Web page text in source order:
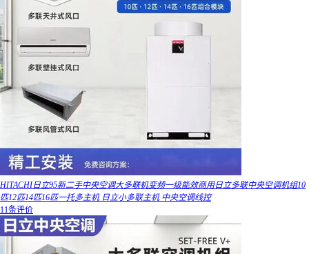
HITACHI日立95新二手中央空调大多联机变频一级能效商用日立多联中央空调机组10
匹12匹14匹16匹一托多主机 日立小多联主机 中央空调线控
11条评价